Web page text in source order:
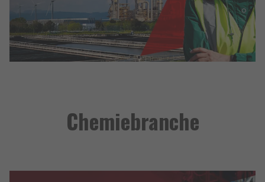
Chemiebranche